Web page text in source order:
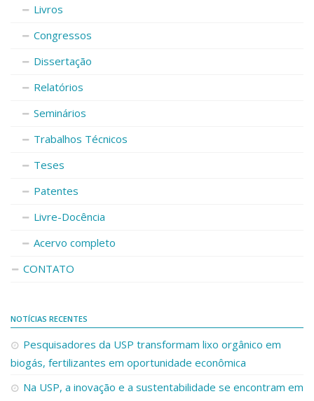
Livros
Congressos
Dissertação
Relatórios
Seminários
Trabalhos Técnicos
Teses
Patentes
Livre-Docência
Acervo completo
CONTATO
NOTÍCIAS RECENTES
Pesquisadores da USP transformam lixo orgânico em
biogás, fertilizantes em oportunidade econômica
Na USP, a inovação e a sustentabilidade se encontram em